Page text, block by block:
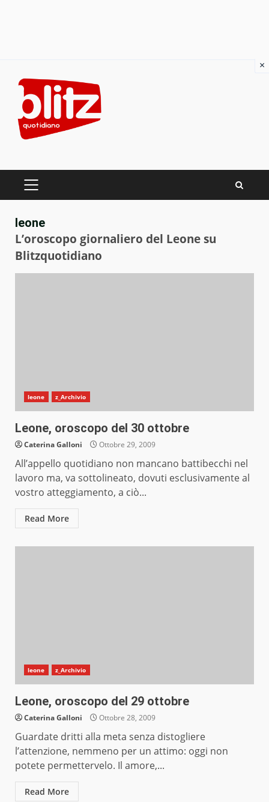
content
PRIMARY
leone
L’oroscopo giornaliero del Leone su
Blitzquotidiano
leone z_Archivio
Leone, oroscopo del 30 ottobre
Caterina Galloni Ottobre 29, 2009
All’appello quotidiano non mancano battibecchi nel
lavoro ma, va sottolineato, dovuti esclusivamente al
vostro atteggiamento, a ciò...
Read More
leone z_Archivio
Leone, oroscopo del 29 ottobre
Caterina Galloni Ottobre 28, 2009
Guardate dritti alla meta senza distogliere
l’attenzione, nemmeno per un attimo: oggi non
potete permettervelo. Il amore,...
Read More
×